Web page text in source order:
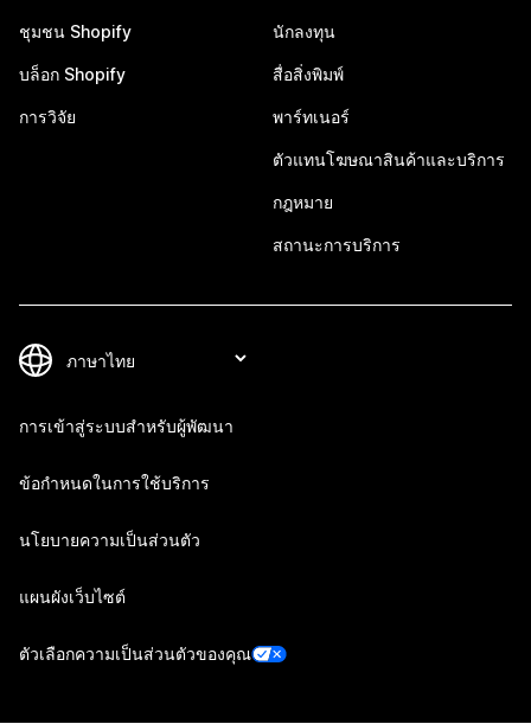
ชุมชน Shopify
บล็อก Shopify
การวิจัย
นักลงทุน
สื่อสิ่งพิมพ์
พาร์ทเนอร์
ตัวแทนโฆษณาสินค้าและบริการ
กฎหมาย
สถานะการบริการ
การเข้าสู่ระบบสำหรับผู้พัฒนา
ข้อกำหนดในการใช้บริการ
นโยบายความเป็นส่วนตัว
แผนผังเว็บไซต์
ตัวเลือกความเป็นส่วนตัวของคุณ